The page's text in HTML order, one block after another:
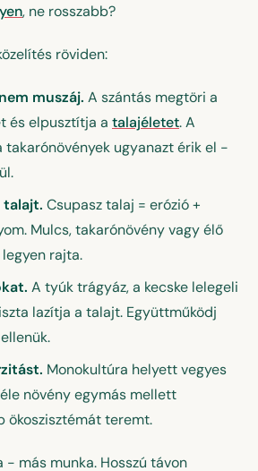
, ne rosszabb?
röviden:
muszáj. A szántás megtöri a
és elpusztítja a talajéletet. A
takarónövények ugyanazt érik el -
talajt. Csupasz talaj = erózió +
Mulcs, takarónövény vagy élő
rajta.
A tyúk trágyáz, a kecske lelegeli
lazítja a talajt. Együttműködj
Monokultúra helyett vegyes
növény egymás mellett
ökoszisztémát teremt.
- más munka. Hosszú távon